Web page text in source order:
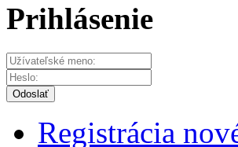
Prihlásenie
Odoslať
Registrácia